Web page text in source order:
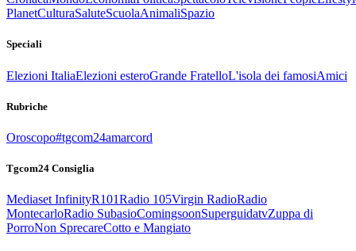
PlanetCulturaSaluteScuolaAnimaliSpazio
Speciali
Elezioni ItaliaElezioni esteroGrande FratelloL'isola dei famosiAmici
Rubriche
Oroscopo#tgcom24amarcord
Tgcom24 Consiglia
Mediaset InfinityR101Radio 105Virgin RadioRadio
MontecarloRadio SubasioComingsoonSuperguidatvZuppa di
PorroNon SprecareCotto e Mangiato